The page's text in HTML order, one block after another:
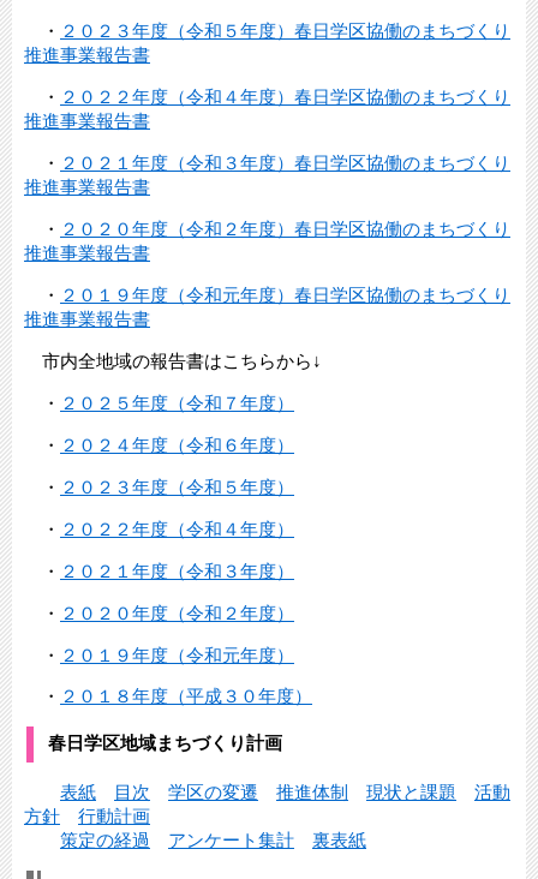
・ ２０２３年度（令和５年度）春日学区協働のまちづくり
推進事業報告書
・ ２０２２年度（令和４年度）春日学区協働のまちづくり
推進事業報告書
・ ２０２１年度（令和３年度）春日学区協働のまちづくり
推進事業報告書
・ ２０２０年度（令和２年度）春日学区協働のまちづくり
推進事業報告書
・ ２０１９年度（令和元年度）春日学区協働のまちづくり
推進事業報告書
市内全地域の報告書はこちらから↓
・ ２０２５年度（令和７年度）
・ ２０２４年度（令和６年度）
・ ２０２３年度（令和５年度）
・ ２０２２年度（令和４年度）
・ ２０２１年度（令和３年度）
・ ２０２０年度（令和２年度）
・ ２０１９年度（令和元年度）
・ ２０１８年度（平成３０年度）
春日学区地域まちづくり計画
表紙 目次 学区の変遷 推進体制 現状と課題
活動
方針
行動計画
策定の経過
アンケート集計 裏表紙